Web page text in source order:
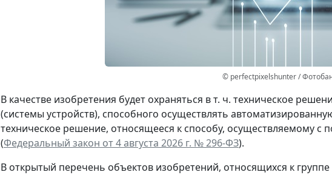
© perfectpixelshunter /
В качестве изобретения будет охраняться в т. ч. техническое
(системы устройств), способного осуществлять
техническое решение, относящееся к способу, осуществляемому с
(Федеральный закон от 4 августа 2026 г. № 296-ФЗ).
В открытый перечень объектов изобретений, относящихся к